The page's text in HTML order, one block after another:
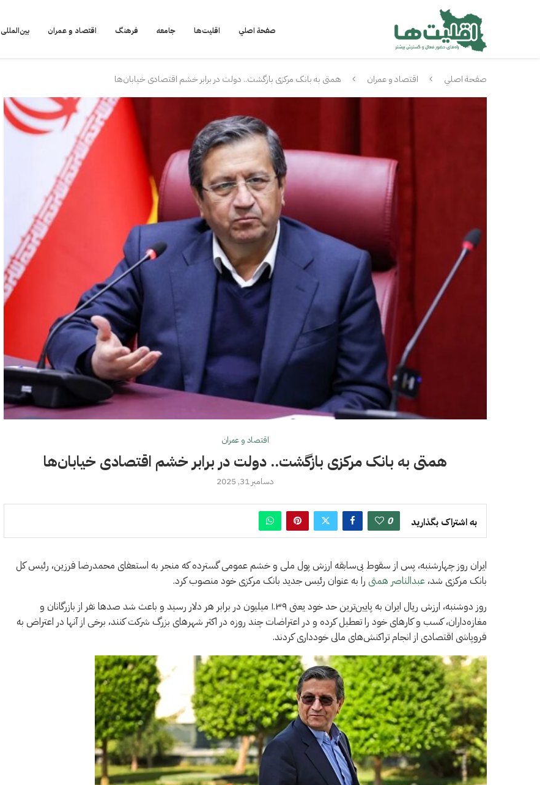
صفحة اصلي اقلیت‌ها جامعه فرهنگ اقتصاد و عمران بین‌المللی
صفحة اصلي اقتصاد و عمران همتی به بانک مرکزی بازگشت.. دولت در برابر خشم اقتصادی خیابان‌ها
اقتصاد و عمران
همتی به بانک مرکزی بازگشت.. دولت در برابر خشم اقتصادی خیابان‌ها
دسامبر 31, 2025
به اشتراک بگذارید 0
ایران روز چهارشنبه، پس از سقوط بی‌سابقه ارزش پول ملی و خشم عمومی گسترده که منجر به استعفای محمدرضا فرزین، رئیس کل
بانک مرکزی شد، عبدالناصر همتی را به عنوان رئیس جدید بانک مرکزی خود منصوب کرد.
روز دوشنبه، ارزش ریال ایران به پایین‌ترین حد خود یعنی ۱.۳۹ میلیون در برابر هر دلار رسید و باعث شد صدها نفر از بازرگانان و
مغازه‌داران، کسب و کارهای خود را تعطیل کرده و در اعتراضات چند روزه در اکثر شهرهای بزرگ شرکت کنند، برخی از آنها در اعتراض به
فروپاشی اقتصادی از انجام تراکنش‌های مالی خودداری کردند.